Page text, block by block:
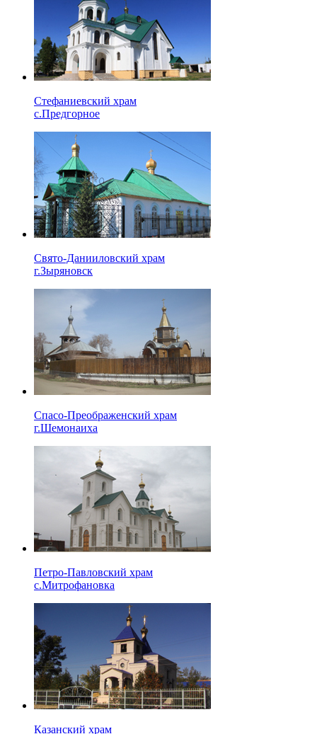
Стефаниевский храм
с.Предгорное
Свято-Данииловский храм
г.Зыряновск
Спасо-Преображенский храм
г.Шемонаиха
Петро-Павловский храм
с.Митрофановка
Казанский храм